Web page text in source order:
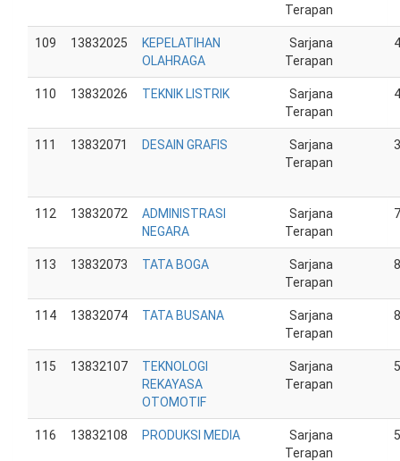
Terapan
109 13832025
KEPELATIHAN
OLAHRAGA
Sarjana
Terapan
110 13832026 TEKNIK LISTRIK
Sarjana
Terapan
111 13832071 DESAIN GRAFIS
Sarjana
Terapan
112 13832072
ADMINISTRASI
NEGARA
Sarjana
Terapan
113 13832073 TATA BOGA
Sarjana
Terapan
114 13832074 TATA BUSANA
Sarjana
Terapan
115 13832107
TEKNOLOGI
REKAYASA
OTOMOTIF
Sarjana
Terapan
116 13832108 PRODUKSI MEDIA
Sarjana
Terapan